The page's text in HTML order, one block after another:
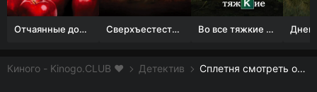
Отчаянные домохозяйки (1 сезон) Сверхъестественное Во все тяжкие 1-5 сезон
Киного - Kinogo.CLUB ❤️ Детектив Сплетня смотреть онлайн бесплатно